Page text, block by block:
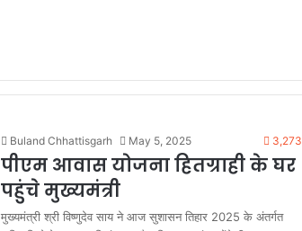
Buland Chhattisgarh May 5, 2025 3,273
पीएम आवास योजना हितग्राही के घर
पहुंचे मुख्यमंत्री
मुख्यमंत्री श्री विष्णुदेव साय ने आज सुशासन तिहार 2025 के अंतर्गत